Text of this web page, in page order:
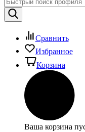
Сравнить
Избранное
Корзина
Ваша корзина